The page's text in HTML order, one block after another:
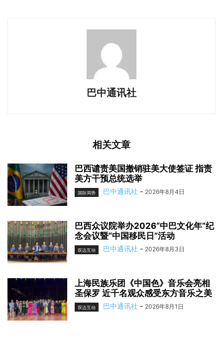
巴中通讯社
相关文章
巴西谴责美国撤销驻美大使签证 指责
美方干预总统选举
国际局势 巴中通讯社 - 2026年8月4日
巴西众议院举办2026“中巴文化年”纪
念会议暨“中国移民日”活动
双边互动 巴中通讯社 - 2026年8月3日
上海民族乐团《中国色》音乐会亮相
圣保罗 近千名观众感受东方音乐之美
双边互动 巴中通讯社 - 2026年8月1日